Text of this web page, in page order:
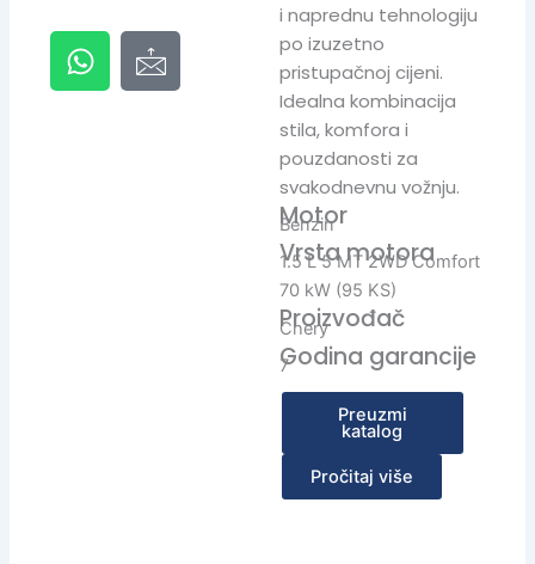
W
h
I
c
i naprednu tehnologiju
po izuzetno
pristupačnoj cijeni.
Idealna kombinacija
stila, komfora i
pouzdanosti za
svakodnevnu vožnju.
Motor
Benzin
Vrsta motora
1.5 L 5 MT 2WD Comfort
70 kW (95 KS)
Proizvođač
Chery
Godina garancije
7
Preuzmi
katalog
Pročitaj više